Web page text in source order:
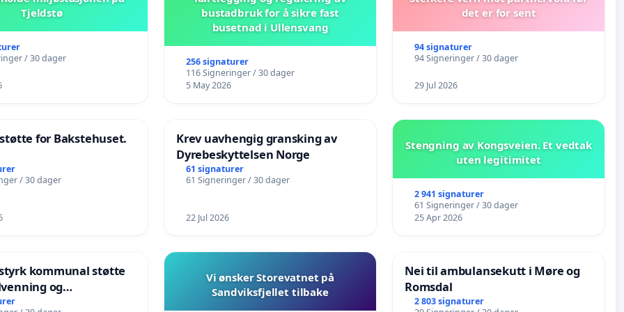
Tjeldstø
/ 30 dager
bustadbruk for å sikre fast
busetnad i Ullensvang
256 signaturer
116 Signeringer / 30 dager
5 May 2026
det er for sent
94 signaturer
94 Signeringer / 30 dager
29 Jul 2026
for Bakstehuset.
/ 30 dager
Krev uavhengig gransking av
Dyrebeskyttelsen Norge
61 signaturer
61 Signeringer / 30 dager
22 Jul 2026
Stengning av Kongsveien. Et vedtak
uten legitimitet
2 941 signaturer
61 Signeringer / 30 dager
25 Apr 2026
kommunal støtte
og
i barnehagene
Vi ønsker Storevatnet på
Sandviksfjellet tilbake
Nei til ambulansekutt i Møre og
Romsdal
2 803 signaturer